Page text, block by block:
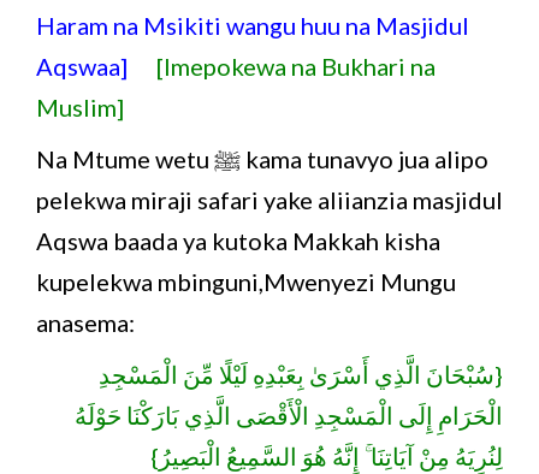
Haram na Msikiti wangu huu na Masjidul
Aqswaa] [Imepokewa na Bukhari na
Muslim]
Na Mtume wetu ﷺ kama tunavyo jua alipo
pelekwa miraji safari yake aliianzia masjidul
Aqswa baada ya kutoka Makkah kisha
kupelekwa mbinguni,Mwenyezi Mungu
anasema:
{سُبْحَانَ الَّذِي أَسْرَىٰ بِعَبْدِهِ لَيْلًا مِّنَ الْمَسْجِدِ
الْحَرَامِ إِلَى الْمَسْجِدِ الْأَقْصَى الَّذِي بَارَكْنَا حَوْلَهُ
لِنُرِيَهُ مِنْ آيَاتِنَا ۚ إِنَّهُ هُوَ السَّمِيعُ الْبَصِيرُ}